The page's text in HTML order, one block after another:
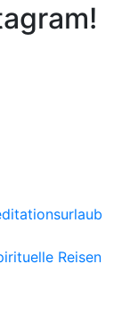
Reisen